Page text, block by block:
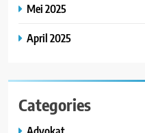
Mei 2025
April 2025
Categories